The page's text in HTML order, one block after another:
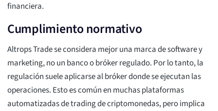
financiera.
Cumplimiento normativo
Altrops Trade se considera mejor una marca de software y
marketing, no un banco o bróker regulado. Por lo tanto, la
regulación suele aplicarse al bróker donde se ejecutan las
operaciones. Esto es común en muchas plataformas
automatizadas de trading de criptomonedas, pero implica